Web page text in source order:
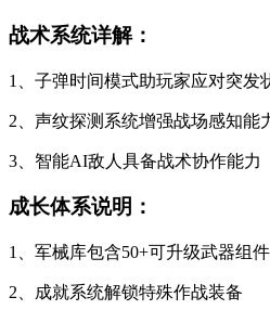
战术系统详解：
1、子弹时间模式助玩家应对突发
2、声纹探测系统增强战场感知能
3、智能AI敌人具备战术协作能力
成长体系说明：
1、军械库包含50+可升级武器组件
2、成就系统解锁特殊作战装备